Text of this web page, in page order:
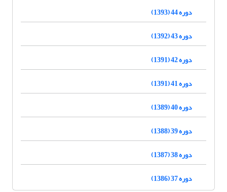
دوره 44 (1393)
دوره 43 (1392)
دوره 42 (1391)
دوره 41 (1391)
دوره 40 (1389)
دوره 39 (1388)
دوره 38 (1387)
دوره 37 (1386)